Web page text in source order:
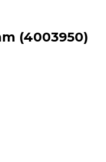
(4003950)